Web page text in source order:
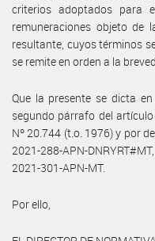
criterios adoptados para
remuneraciones objeto de
resultante, cuyos términos
se remite en orden a la
Que la presente se dicta
segundo párrafo del
Nº 20.744 (t.o. 1976) y por
2021-288-APN-
2021-301-APN-MT.
Por ello,